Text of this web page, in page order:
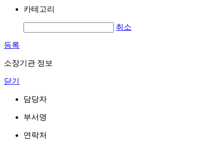
카테고리
취소
등록
소장기관 정보
닫기
담당자
부서명
연락처